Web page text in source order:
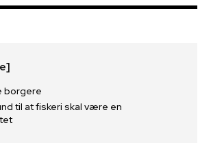
borgere
til at fiskeri skal være en